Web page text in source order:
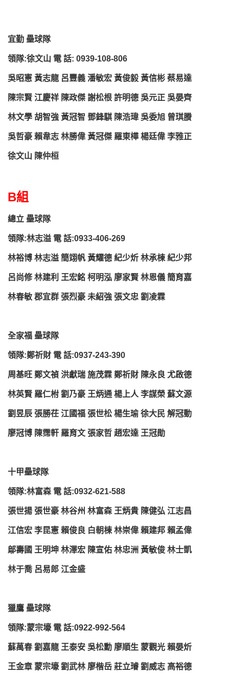
宜勤 壘球隊
領隊:徐文山 電 話: 0939-108-806
吳昭憲 黃志龍 呂豐義 潘敏宏 黃俊毅 黃信彬 蔡易達
陳宗賢 江慶祥 陳政傑 謝松根 許明德 吳元正 吳晏齊
林文學 胡智強 黃冠智 鄧鋒騏 陳浩瑋 吳委旭 曾琪賸
吳哲豪 賴韋志 林勝偉 黃冠傑 羅東樺 楊廷偉 李雅正
徐文山 陳仲桓
B組
總立 壘球隊
領隊:林志溢 電 話:0933-406-269
林裕博 林志溢 簡翊帆 黃耀德 紀少炘 林承棟 紀少邦
呂尚修 林建利 王宏銘 柯明泓 廖家賢 林恩儀 簡育嘉
林春敏 郡宜群 張烈豪 未紹強 張文忠 劉凌霖
全家福 壘球隊
領隊:鄭祈財 電 話:0937-243-390
周基旺 鄭文禎 洪獻瑞 施茂霖 鄭祈財 陳永良 尤啟德
林英賢 羅仁柎 劉乃豪 王炳通 楊上人 李謀榮 蘇文源
劉昱辰 張勝茌 江國福 張世松 楊生瑜 徐大民 解冠動
廖冠博 陳霈軒 羅育文 張家哲 趙宏達 王冠勛
十甲壘球隊
領隊:林富森 電 話:0932-621-588
張世揚 張世豪 林谷州 林富森 王炳貴 陳健弘 江志昌
江信宏 李昆憲 賴俊良 白朝棟 林崇偉 賴建邦 賴孟偉
鄔壽國 王明坤 林澤宏 陳宣佑 林忠洲 黃敏俊 林士凱
林于喬 呂易郎 江金盛
獵鷹 壘球隊
領隊:蒙宗壕 電 話:0922-992-564
蘇萬春 劉嘉龍 王泰安 吳松勳 廖順生 蒙觀光 賴晏炘
王金章 蒙宗壕 劉武林 廖楷岳 莊立璿 劉威志 高裕德